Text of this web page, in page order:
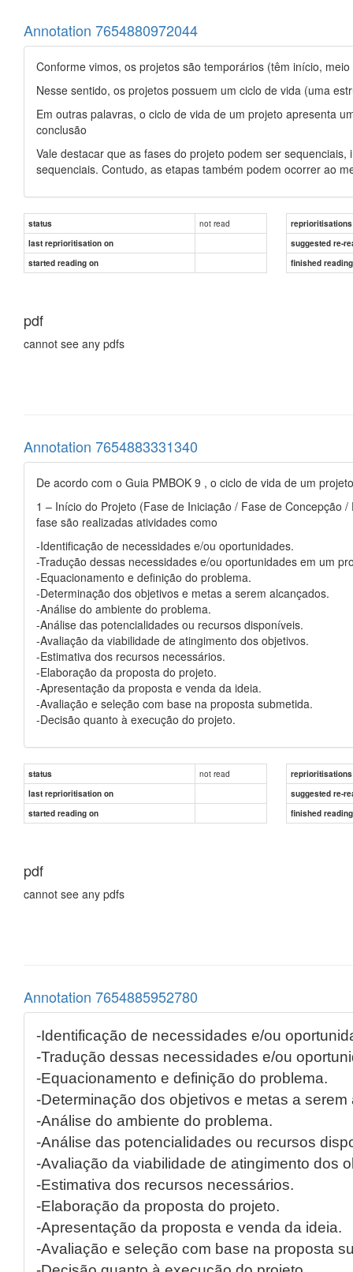
Annotation 7654880972044
Conforme vimos, os projetos são temporários (têm início,
Nesse sentido, os projetos possuem um ciclo de vida (uma
Em outras palavras, o ciclo de vida de um projeto apresenta
conclusão
Vale destacar que as fases do projeto podem ser
sequenciais. Contudo, as etapas também podem ocorrer ao
status not read
reprioritisations
last reprioritisation on
suggested re-
started reading on
finished
pdf
cannot see any pdfs
Annotation 7654883331340
De acordo com o Guia PMBOK 9 , o ciclo de vida de um
1 – Início do Projeto (Fase de Iniciação / Fase de Concepção
fase são realizadas atividades como
-Identificação de necessidades e/ou oportunidades.
-Tradução dessas necessidades e/ou oportunidades em um
-Equacionamento e definição do problema.
-Determinação dos objetivos e metas a serem alcançados.
-Análise do ambiente do problema.
-Análise das potencialidades ou recursos disponíveis.
-Avaliação da viabilidade de atingimento dos objetivos.
-Estimativa dos recursos necessários.
-Elaboração da proposta do projeto.
-Apresentação da proposta e venda da ideia.
-Avaliação e seleção com base na proposta submetida.
-Decisão quanto à execução do projeto.
status not read
reprioritisations
last reprioritisation on
suggested re-
started reading on
finished
pdf
cannot see any pdfs
Annotation 7654885952780
-Identificação de necessidades e/ou
-Tradução dessas necessidades e/ou
-Equacionamento e definição do problema.
-Determinação dos objetivos e metas a serem
-Análise do ambiente do problema.
-Análise das potencialidades ou recursos
-Avaliação da viabilidade de atingimento dos
-Estimativa dos recursos necessários.
-Elaboração da proposta do projeto.
-Apresentação da proposta e venda da ideia.
-Avaliação e seleção com base na proposta